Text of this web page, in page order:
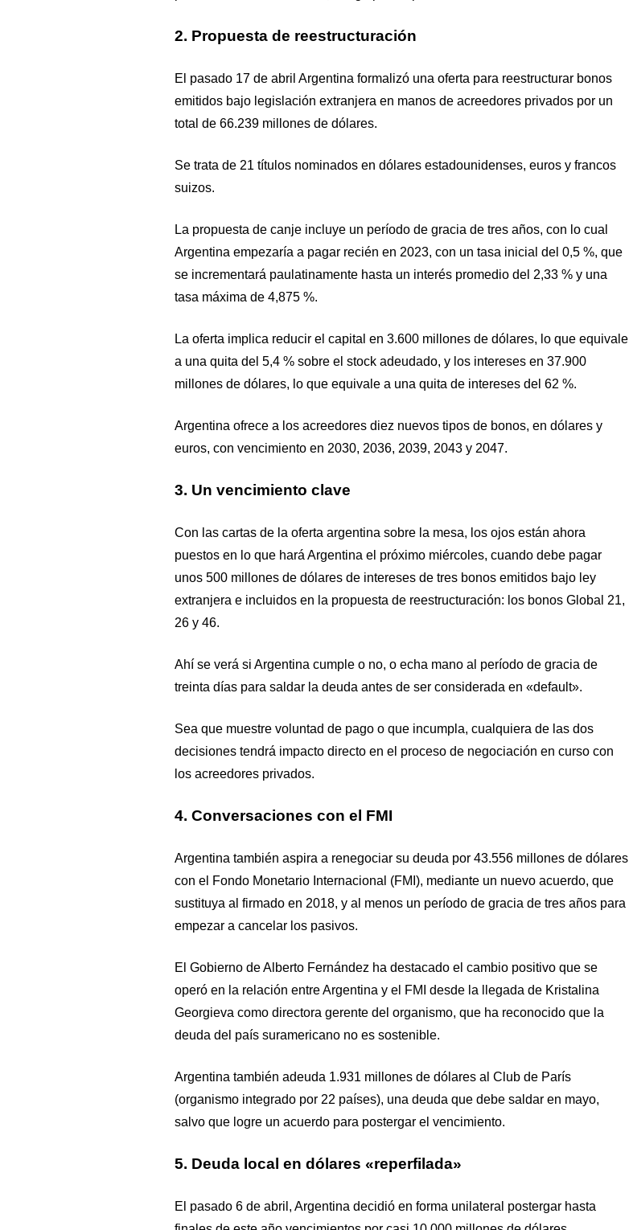
2. Propuesta de reestructuración
El pasado 17 de abril Argentina formalizó una oferta para reestructurar bonos
emitidos bajo legislación extranjera en manos de acreedores privados por un
total de 66.239 millones de dólares.
Se trata de 21 títulos nominados en dólares estadounidenses, euros y francos
suizos.
La propuesta de canje incluye un período de gracia de tres años, con lo cual
Argentina empezaría a pagar recién en 2023, con un tasa inicial del 0,5 %, que
se incrementará paulatinamente hasta un interés promedio del 2,33 % y una
tasa máxima de 4,875 %.
La oferta implica reducir el capital en 3.600 millones de dólares, lo que equivale
a una quita del 5,4 % sobre el stock adeudado, y los intereses en 37.900
millones de dólares, lo que equivale a una quita de intereses del 62 %.
Argentina ofrece a los acreedores diez nuevos tipos de bonos, en dólares y
euros, con vencimiento en 2030, 2036, 2039, 2043 y 2047.
3. Un vencimiento clave
Con las cartas de la oferta argentina sobre la mesa, los ojos están ahora
puestos en lo que hará Argentina el próximo miércoles, cuando debe pagar
unos 500 millones de dólares de intereses de tres bonos emitidos bajo ley
extranjera e incluidos en la propuesta de reestructuración: los bonos Global 21,
26 y 46.
Ahí se verá si Argentina cumple o no, o echa mano al período de gracia de
treinta días para saldar la deuda antes de ser considerada en «default».
Sea que muestre voluntad de pago o que incumpla, cualquiera de las dos
decisiones tendrá impacto directo en el proceso de negociación en curso con
los acreedores privados.
4. Conversaciones con el FMI
Argentina también aspira a renegociar su deuda por 43.556 millones de dólares
con el Fondo Monetario Internacional (FMI), mediante un nuevo acuerdo, que
sustituya al firmado en 2018, y al menos un período de gracia de tres años para
empezar a cancelar los pasivos.
El Gobierno de Alberto Fernández ha destacado el cambio positivo que se
operó en la relación entre Argentina y el FMI desde la llegada de Kristalina
Georgieva como directora gerente del organismo, que ha reconocido que la
deuda del país suramericano no es sostenible.
Argentina también adeuda 1.931 millones de dólares al Club de París
(organismo integrado por 22 países), una deuda que debe saldar en mayo,
salvo que logre un acuerdo para postergar el vencimiento.
5. Deuda local en dólares «reperfilada»
El pasado 6 de abril, Argentina decidió en forma unilateral postergar hasta